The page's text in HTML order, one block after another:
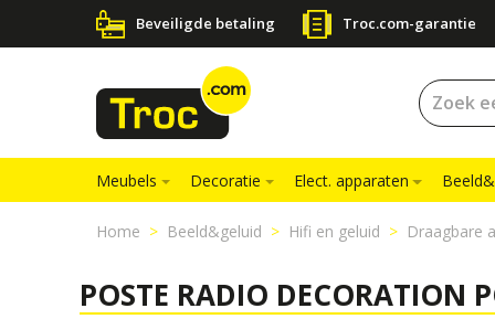
Beveiligde betaling Troc.com-garantie
Meubels Decoratie Elect. apparaten
Home Beeld&geluid Hifi en geluid Draagbare
POSTE RADIO DECORATION